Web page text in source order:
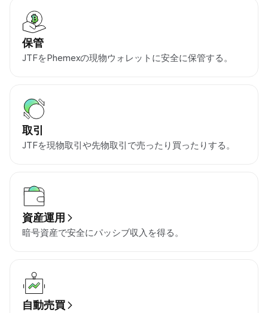
保管
JTFをPhemexの現物ウォレットに安全に保管する。
取引
JTFを現物取引や先物取引で売ったり買ったりする。
資産運用
暗号資産で安全にパッシブ収入を得る。
自動売買